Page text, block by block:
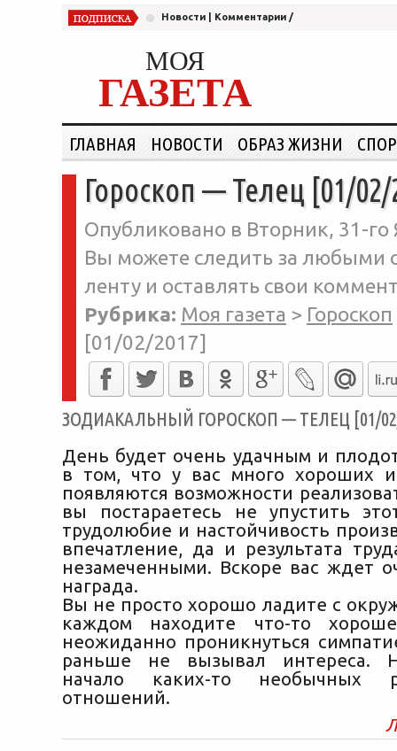
Новости Комментарии /
МОЯ
ГАЗЕТА
ГЛАВНАЯ НОВОСТИ ОБРАЗ ЖИЗНИ
Гороскоп — Телец [01/02/
Опубликовано в Вторник, 31-го
Вы можете следить за любыми
ленту и оставлять свои
Рубрика: Моя газета > Гороскоп
[01/02/2017]
ЗОДИАКАЛЬНЫЙ ГОРОСКОП — ТЕЛЕЦ [01/
День будет очень удачным и
в том, что у вас много хороших
появляются возможности
вы постараетесь не упустить
трудолюбие и настойчивость
впечатление, да и результата
незамеченными. Вскоре вас ждет
награда.
Вы не просто хорошо ладите с
каждом находите что-то
неожиданно проникнуться
раньше не вызывал интереса.
начало каких-то необычных
отношений.